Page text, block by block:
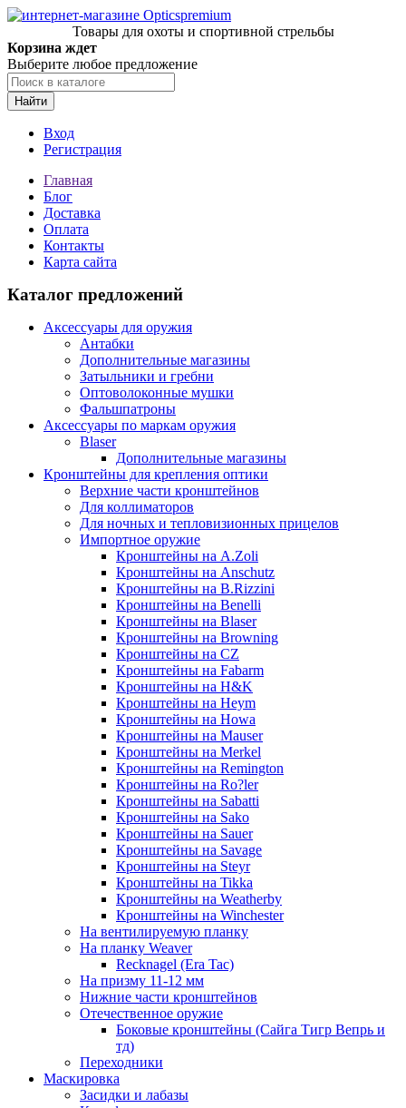
Товары для охоты и спортивной стрельбы
Корзина ждет
Выберите любое предложение
Найти
Вход
Регистрация
Главная
Блог
Доставка
Оплата
Контакты
Карта сайта
Каталог предложений
Аксессуары для оружия
Антабки
Дополнительные магазины
Затыльники и гребни
Оптоволоконные мушки
Фальшпатроны
Аксессуары по маркам оружия
Blaser
Дополнительные магазины
Кронштейны для крепления оптики
Верхние части кронштейнов
Для коллиматоров
Для ночных и тепловизионных прицелов
Импортное оружие
Кронштейны на A.Zoli
Кронштейны на Anschutz
Кронштейны на B.Rizzini
Кронштейны на Benelli
Кронштейны на Blaser
Кронштейны на Browning
Кронштейны на CZ
Кронштейны на Fabarm
Кронштейны на H&K
Кронштейны на Heym
Кронштейны на Howa
Кронштейны на Mauser
Кронштейны на Merkel
Кронштейны на Remington
Кронштейны на Ro?ler
Кронштейны на Sabatti
Кронштейны на Sako
Кронштейны на Sauer
Кронштейны на Savage
Кронштейны на Steyr
Кронштейны на Tikka
Кронштейны на Weatherby
Кронштейны на Winchester
На вентилируемую планку
На планку Weaver
Recknagel (Era Tac)
На призму 11-12 мм
Нижние части кронштейнов
Отечественное оружие
Боковые кронштейны (Сайга Тигр Вепрь и
тд)
Переходники
Маскировка
Засидки и лабазы